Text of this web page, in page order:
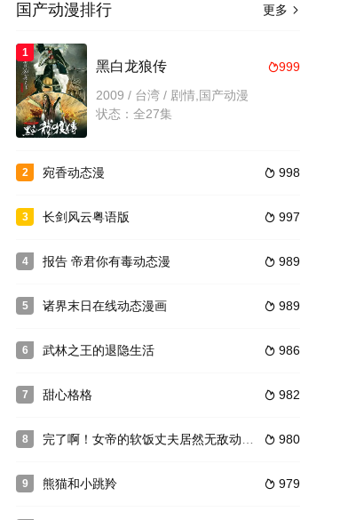
选择召唤师，旗下
契约。这下了不得了，别人平均契约两只鬼，林墨直接
的败家子。
被选中成为游戏玩家的人，触碰游戏规则就会死。我是墨白，欢迎来
更多 
国产动漫排行
1
999
黑白龙狼传
2009 / 台湾 / 剧情,国产动漫
状态：全27集
2  998
宛香动态漫
3  997
长剑风云粤语版
4  989
报告 帝君你有毒动态漫
5  989
诸界末日在线动态漫画
6  986
武林之王的退隐生活
7  982
甜心格格
8  980
完了啊！女帝的软饭丈夫居然无敌动态漫
9  979
熊猫和小跳羚